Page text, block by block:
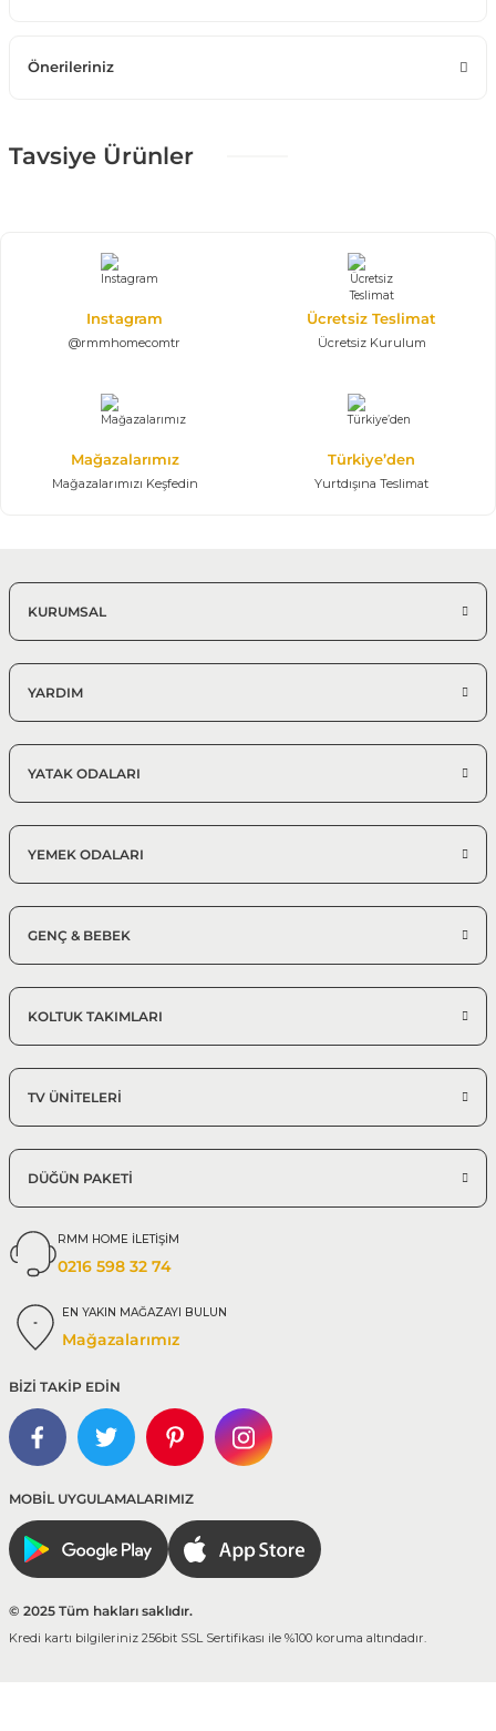
Önerileriniz
Tavsiye Ürünler
Modern Koltuk Takımı
Magna Köşe Koltuk Takımı Modern
115.020,00 TL
170.400,00 TL
Modern Koltuk Takımları
Instagram
@rmmhomecomtr
Ücretsiz Teslimat
Ücretsiz Kurulum
Mağazalarımız
Mağazalarımızı Keşfedin
Türkiye’den
Yurtdışına Teslimat
KURUMSAL
YARDIM
YATAK ODALARI
YEMEK ODALARI
GENÇ & BEBEK
KOLTUK TAKIMLARI
TV ÜNİTELERİ
DÜĞÜN PAKETİ
RMM HOME İLETİŞİM
0216 598 32 74
EN YAKIN MAĞAZAYI BULUN
Mağazalarımız
BİZİ TAKİP EDİN
MOBİL UYGULAMALARIMIZ
© 2025 Tüm hakları saklıdır.
Kredi kartı bilgileriniz 256bit SSL Sertifikası ile %100 koruma altındadır.